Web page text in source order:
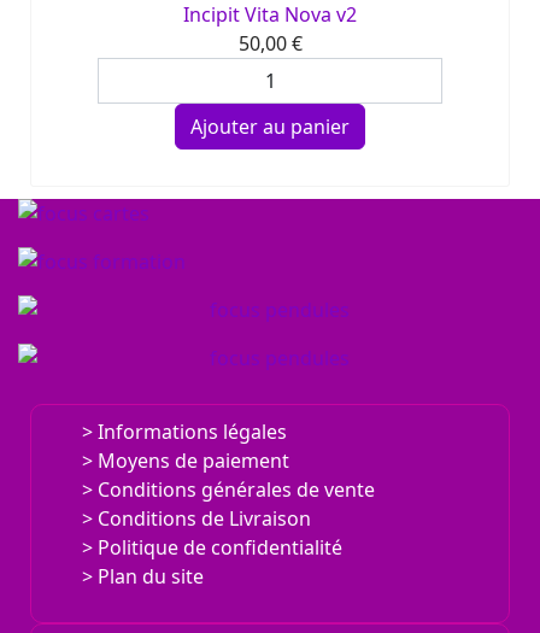
Incipit Vita Nova v2
50,00 €
Informations légales
Moyens de paiement
Conditions générales de vente
Conditions de Livraison
Politique de confidentialité
Plan du site